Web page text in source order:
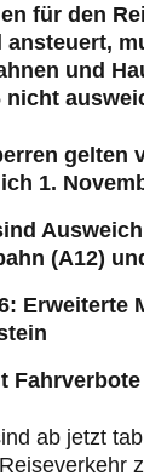
für den
ansteuert,
und
nicht
gelten
1.
(A12)
Erweiterte
ab jetzt